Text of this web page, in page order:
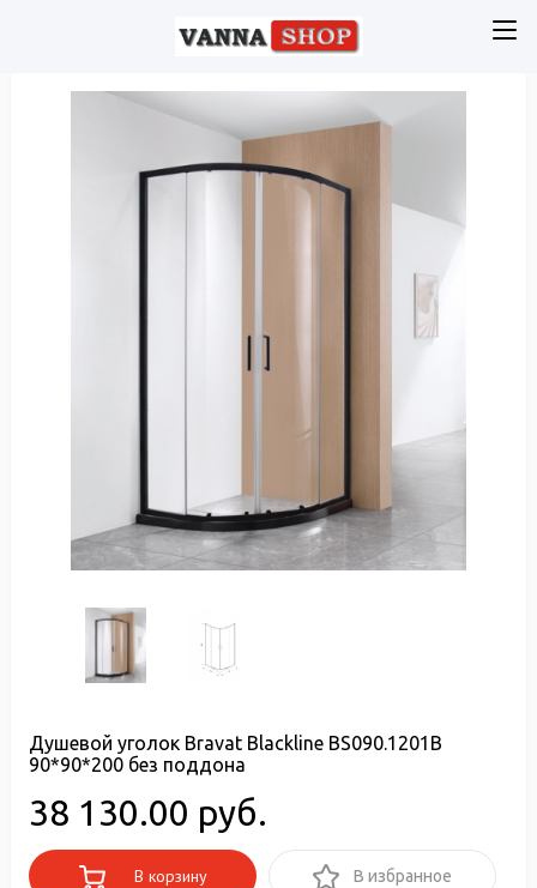
Душевой уголок Bravat Blackline BS090.1201B
90*90*200 без поддона
38 130.00 руб.
В корзину В избранное